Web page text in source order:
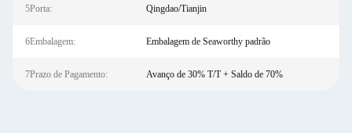
5Porta: Qingdao/Tianjin
6Embalagem: Embalagem de Seaworthy padrão
7Prazo de Pagamento: Avanço de 30% T/T + Saldo de 70%